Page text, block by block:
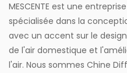
MESCENTE est une
spécialisée dans la
avec un accent sur le
de l'air domestique et
l'air. Nous sommes Chine